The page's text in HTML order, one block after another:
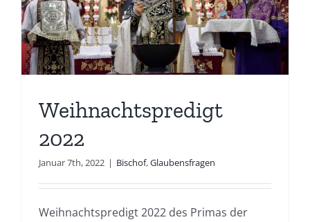
Weihnachtspredigt
2022
Januar 7th, 2022 | Bischof,Glaubensfragen
Weihnachtspredigt 2022 des Primas der